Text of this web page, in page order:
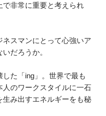
で非常に重要と考えられ
スマンにとって心強いア
だろうか。
た「ing」。世界で最も
のワークスタイルに一石
生み出すエネルギーをも秘